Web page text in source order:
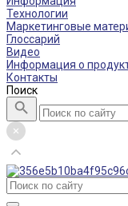
Технологии
Маркетинговые
Глоссарий
Видео
Информация о
Контакты
Поиск